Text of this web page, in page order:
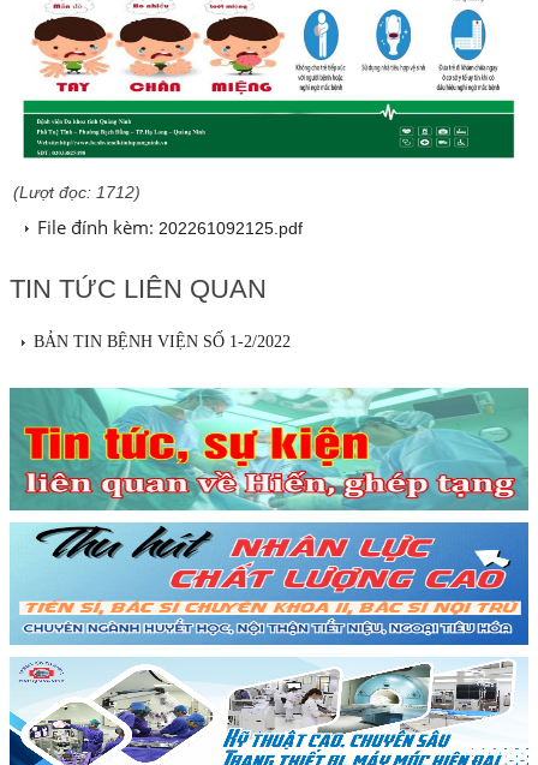
(Lượt đọc: 1712)
File đính kèm: 202261092125.pdf
TIN TỨC LIÊN QUAN
BẢN TIN BỆNH VIỆN SỐ 1-2/2022